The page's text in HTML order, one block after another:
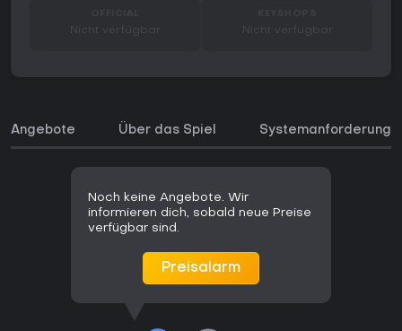
Nicht verfügbar Nicht verfügbar
Angebote Über das Spiel
Noch keine Angebote. Wir
informieren dich, sobald neue Preise
verfügbar sind.
Preisalarm